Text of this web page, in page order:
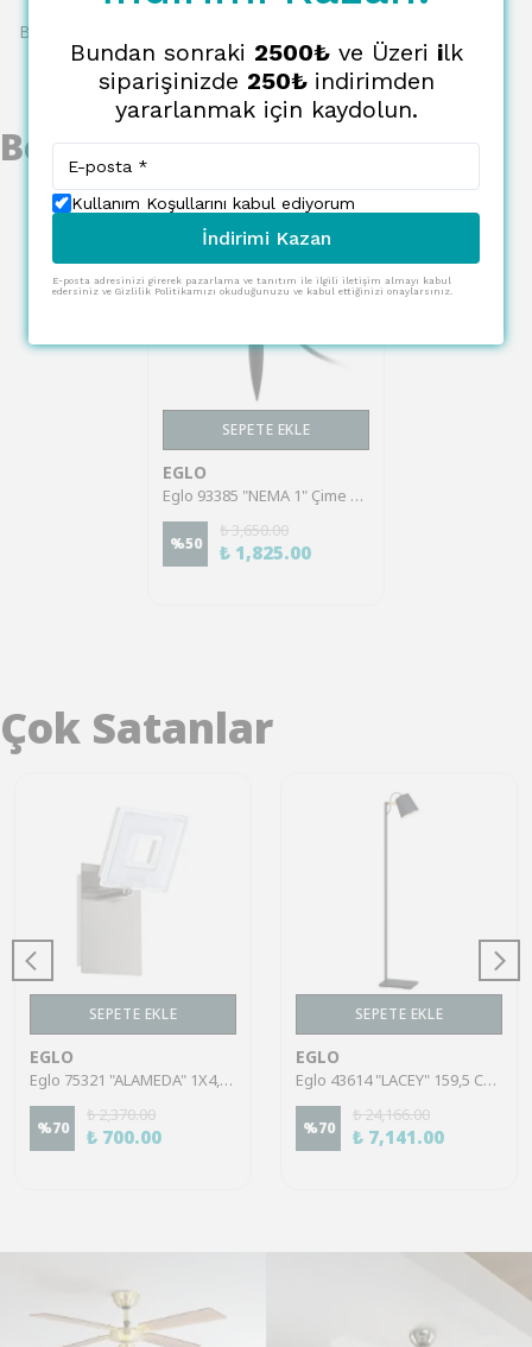
Bu ürün için henüz yorum yapılmamış.
Benzer Ürünler
SEPETE EKLE
EGLO
Eglo 93385 "NEMA 1" Çime Saplama Bahçe Aydınlatması Bitki Aydınlatması Ip44
%50
₺ 3,650.00
₺ 1,825.00
Çok Satanlar
SEPETE EKLE
EGLO
Eglo 75321 "ALAMEDA" 1X4,5W Çelik Nikel Mat Sıva Üstü Spot
%70
₺ 2,370.00
₺ 700.00
SEPETE EKLE
EGLO
Eglo 43614 "LACEY" 159,5 Cm Yüksekliğinde Çelik, Ahşap Köşe Lambası Lambader
%70
₺ 24,166.00
₺ 7,141.00
Bundan sonraki 2500₺ve Üzeri ilk
siparişinizde 250₺ indirimden
yararlanmak için kaydolun.
Kullanım Koşullarını kabul ediyorum
İndirimi Kazan
E-posta adresinizi girerek pazarlama ve tanıtım ile ilgili iletişim almayı kabul
edersiniz ve Gizlilik Politikamızı okuduğunuzu ve kabul ettiğinizi onaylarsınız.